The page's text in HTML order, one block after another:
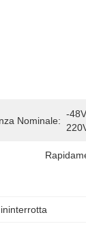
Nominale:
-